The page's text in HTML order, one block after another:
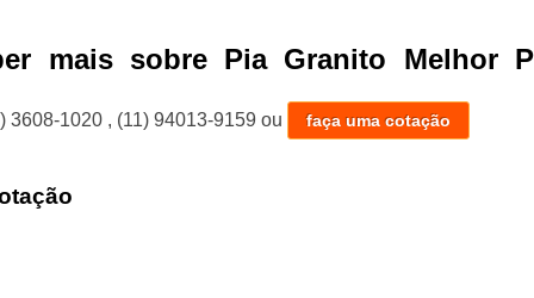
mais sobre Pia Granito Melhor
3608-1020 , (11) 94013-9159 ou faça uma cotação